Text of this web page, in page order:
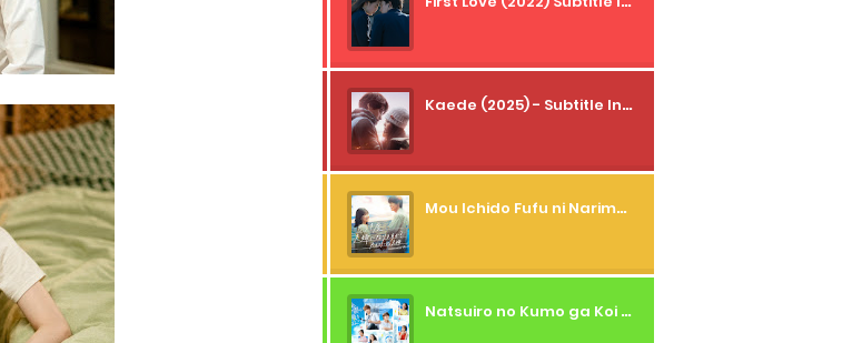
Kaede (2025) - Subtitle Indonesia
Mou Ichido Fufu ni Narimasu ka? (2026) - 01 Subtitle Indonesia
Natsuiro no Kumo ga Koi to Arashi wo Makiokosu (2026) - 01 Subtitle Indonesia